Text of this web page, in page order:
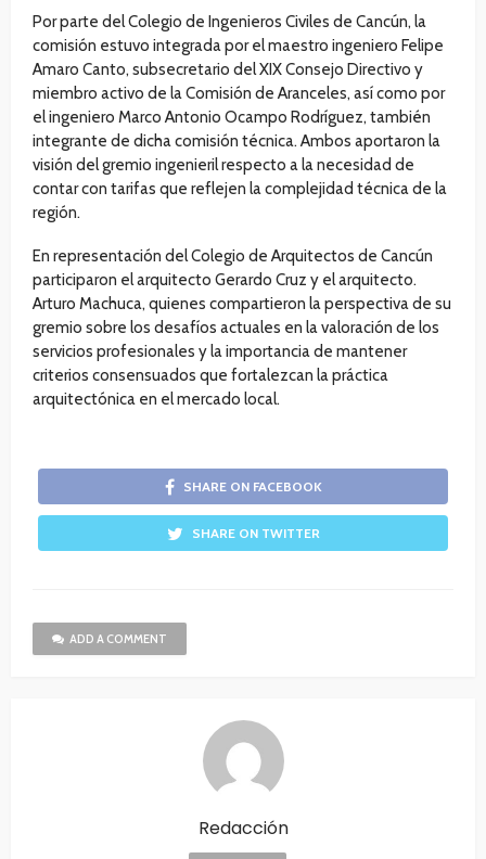
Por parte del Colegio de Ingenieros Civiles de Cancún, la
comisión estuvo integrada por el maestro ingeniero Felipe
Amaro Canto, subsecretario del XIX Consejo Directivo y
miembro activo de la Comisión de Aranceles, así como por
el ingeniero Marco Antonio Ocampo Rodríguez, también
integrante de dicha comisión técnica. Ambos aportaron la
visión del gremio ingenieril respecto a la necesidad de
contar con tarifas que reflejen la complejidad técnica de la
región.
En representación del Colegio de Arquitectos de Cancún
participaron el arquitecto Gerardo Cruz y el arquitecto.
Arturo Machuca, quienes compartieron la perspectiva de su
gremio sobre los desafíos actuales en la valoración de los
servicios profesionales y la importancia de mantener
criterios consensuados que fortalezcan la práctica
arquitectónica en el mercado local.
SHARE ON FACEBOOK
SHARE ON TWITTER
ADD A COMMENT
Redacción